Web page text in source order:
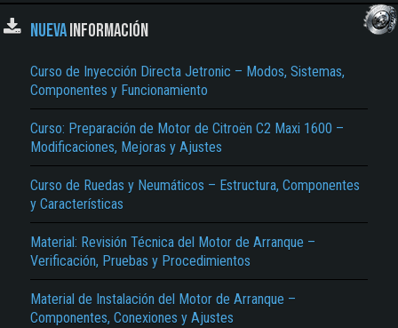
NUEVAINFORMACIÓN
Curso de Inyección Directa Jetronic – Modos, Sistemas,
Componentes y Funcionamiento
Curso: Preparación de Motor de Citroën C2 Maxi 1600 –
Modificaciones, Mejoras y Ajustes
Curso de Ruedas y Neumáticos – Estructura, Componentes
y Características
Material: Revisión Técnica del Motor de Arranque –
Verificación, Pruebas y Procedimientos
Material de Instalación del Motor de Arranque –
Componentes, Conexiones y Ajustes